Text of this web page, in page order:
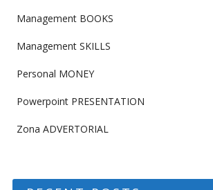
Management BOOKS
Management SKILLS
Personal MONEY
Powerpoint PRESENTATION
Zona ADVERTORIAL